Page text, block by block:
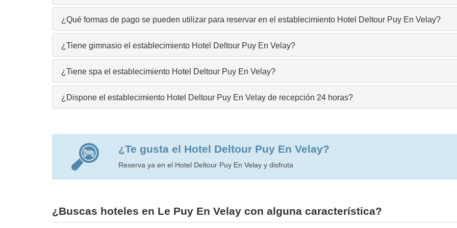
¿Qué formas de pago se pueden utilizar para reservar en el establecimiento Hotel Deltour Puy En Velay?
¿Tiene gimnasio el establecimiento Hotel Deltour Puy En Velay?
¿Tiene spa el establecimiento Hotel Deltour Puy En Velay?
¿Dispone el establecimiento Hotel Deltour Puy En Velay de recepción 24 horas?
¿Te gusta el Hotel Deltour Puy En Velay?
Reserva ya en el Hotel Deltour Puy En Velay y disfruta
¿Buscas hoteles en Le Puy En Velay con alguna característica?